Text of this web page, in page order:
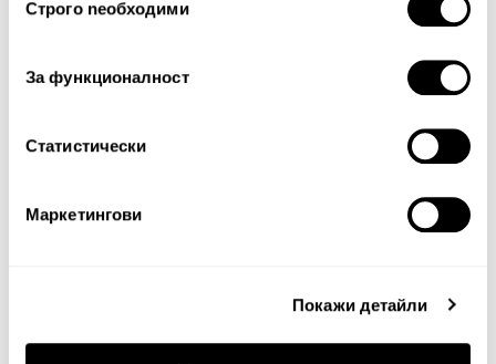
наСтрого nеобходими
За функционалност
Статистически
Маркетингови
Покажи детайли